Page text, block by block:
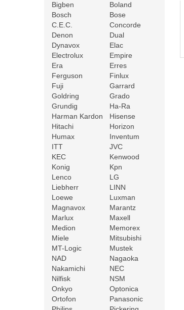
Bigben
Boland
Bosch
Bose
C.E.C.
Concorde
Denon
Dual
Dynavox
Elac
Electrolux
Empire
Era
Erres
Ferguson
Finlux
Fuji
Garrard
Goldring
Grado
Grundig
Ha-Ra
Harman Kardon
Hisense
Hitachi
Horizon
Humax
Inventum
ITT
JVC
KEC
Kenwood
Konig
Kpn
Lenco
LG
Liebherr
LINN
Loewe
Luxman
Magnavox
Marantz
Marlux
Maxell
Medion
Memorex
Miele
Mitsubishi
MT-Logic
Mustek
NAD
Nagaoka
Nakamichi
NEC
Nilfisk
NSM
Onkyo
Optonica
Ortofon
Panasonic